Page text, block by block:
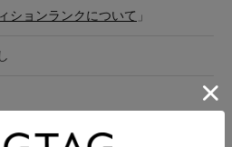
ションランクについて 」